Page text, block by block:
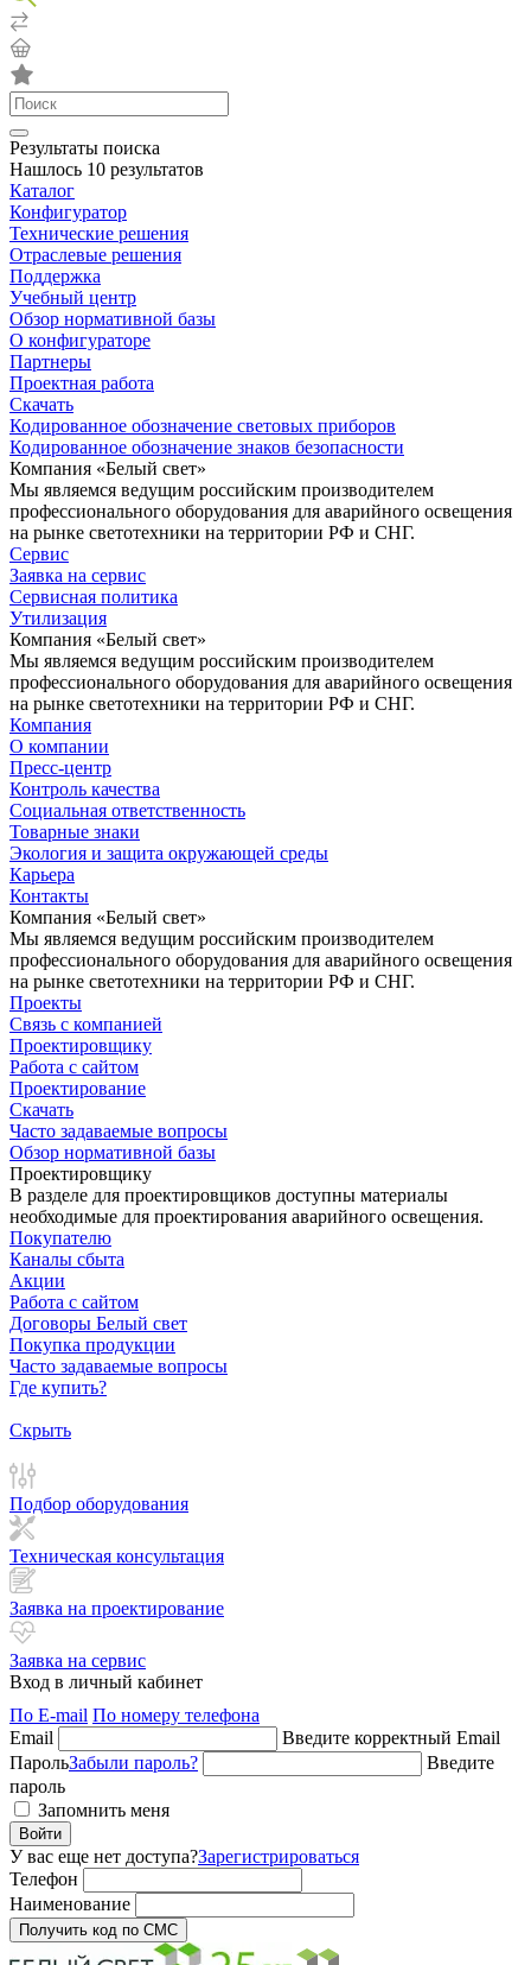
Результаты поиска
Нашлось 10 результатов
Каталог
Конфигуратор
Технические решения
Отраслевые решения
Поддержка
Учебный центр
Обзор нормативной базы
О конфигураторе
Партнеры
Проектная работа
Скачать
Кодированное обозначение световых приборов
Кодированное обозначение знаков безопасности
Компания «Белый свет»
Мы являемся ведущим российским производителем
профессионального оборудования для аварийного освещения
на рынке светотехники на территории РФ и СНГ.
Сервис
Заявка на сервис
Сервисная политика
Утилизация
Компания «Белый свет»
Мы являемся ведущим российским производителем
профессионального оборудования для аварийного освещения
на рынке светотехники на территории РФ и СНГ.
Компания
О компании
Пресс-центр
Контроль качества
Социальная ответственность
Товарные знаки
Экология и защита окружающей среды
Карьера
Контакты
Компания «Белый свет»
Мы являемся ведущим российским производителем
профессионального оборудования для аварийного освещения
на рынке светотехники на территории РФ и СНГ.
Проекты
Связь с компанией
Проектировщику
Работа с сайтом
Проектирование
Скачать
Часто задаваемые вопросы
Обзор нормативной базы
Проектировщику
В разделе для проектировщиков доступны материалы
необходимые для проектирования аварийного освещения.
Покупателю
Каналы сбыта
Акции
Работа с сайтом
Договоры Белый свет
Покупка продукции
Часто задаваемые вопросы
Где купить?
Скрыть
Подбор оборудования
Техническая консультация
Заявка на проектирование
Заявка на сервис
Вход в личный кабинет
По E-mail По номеру телефона
Email
Введите корректный Email
ПарольЗабыли пароль?
Введите
пароль
Запомнить меня
Войти
У вас еще нет доступа?Зарегистрироваться
Телефон
Наименование
Получить код по СМС